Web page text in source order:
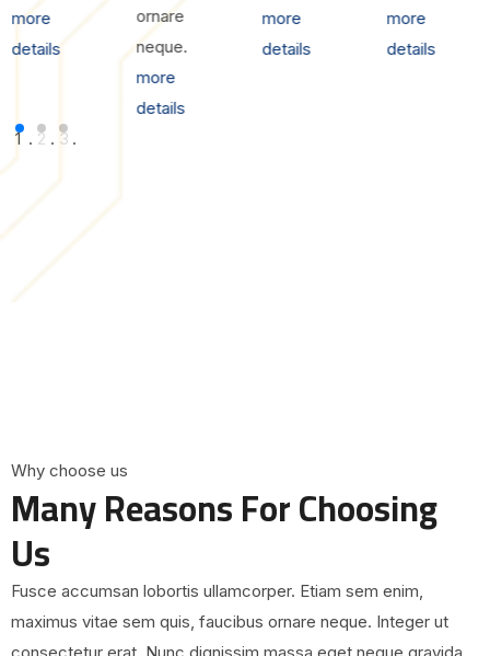
more
details
ornare
neque.
more
details
more
details
more
details
1 . 2 . 3 .
Why choose us
ManyReasonsForChoosing
Us
Fusce accumsan lobortis ullamcorper. Etiam sem enim,
maximus vitae sem quis, faucibus ornare neque. Integer ut
consectetur erat. Nunc dignissim massa eget neque gravida.